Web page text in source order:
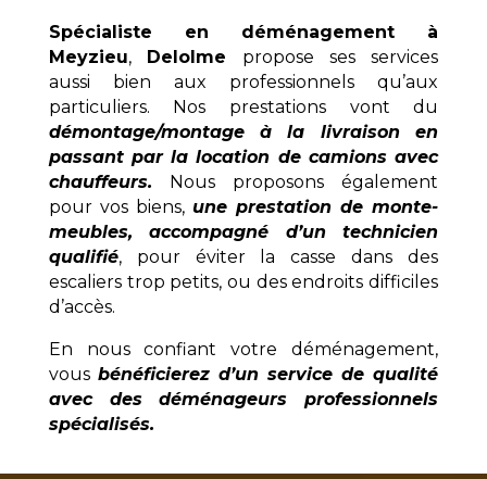
Spécialiste en déménagement à
Meyzieu, Delolme propose ses services
aussi bien aux professionnels qu’aux
particuliers. Nos prestations vont du
démontage/montage à la livraison en
passant par la location de camions avec
chauffeurs. Nous proposons également
pour vos biens, une prestation de monte-
meubles, accompagné d’un technicien
qualifié, pour éviter la casse dans des
escaliers trop petits, ou des endroits difficiles
d’accès.
En nous confiant votre déménagement,
vous bénéficierez d’un service de qualité
avec des déménageurs professionnels
spécialisés.